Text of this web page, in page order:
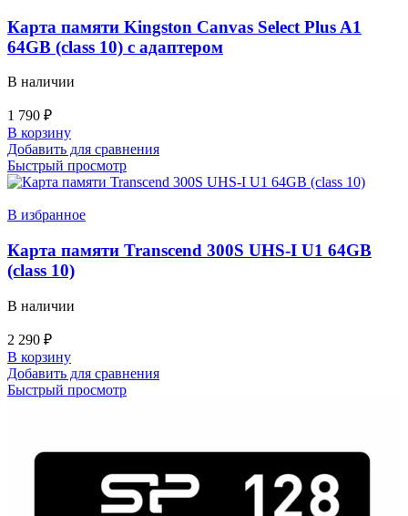
Карта памяти Kingston Canvas Select Plus A1
64GB (class 10) с адаптером
В наличии
1 790 ₽
В корзину
Добавить для сравнения
Быстрый просмотр
В избранное
Карта памяти Transcend 300S UHS-I U1 64GB
(class 10)
В наличии
2 290 ₽
В корзину
Добавить для сравнения
Быстрый просмотр